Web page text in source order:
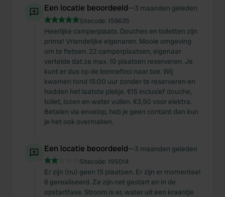
Een locatie beoordeeld—3 maanden geleden
Sitecode: 158635
Heerlijke camperplaats. Douches en toiletten zijn
prima! Vriendelijke eigenaren. Mooie omgeving
om te fietsen. 22 camperplaatsen, eigenaar
vertelde dat ze max. 10 plaatsen reserveren. Je
kunt er dus op de bonnefooi naar toe. Wij
kwamen rond 15:00 uur zonder te reserveren en
hadden het laatste plekje. €15 inclusief douche,
toilet, lozen en water vullen. €3,50 voor elektra.
Betalen via envelop, heb je geen contant dan kun
je het ook overmaken.
Een locatie beoordeeld—3 maanden geleden
Sitecode: 195014
Er zijn (nu) geen 15 plaatsen. Er zijn er momenteel
6 gerealiseerd. Ze zijn net gestart en in de
opstartfase. Stroom is er, water uit een kraantje